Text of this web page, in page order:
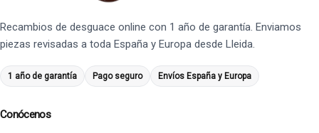
Recambios de desguace online con 1 año de garantía. Enviamos
piezas revisadas a toda España y Europa desde Lleida.
1 año de garantía Pago seguro Envíos España y Europa
Conócenos